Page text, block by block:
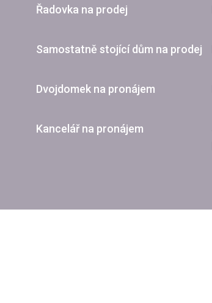
Řadovka na prodej
Samostatně stojící dům na prodej
Dvojdomek na pronájem
Kancelář na pronájem